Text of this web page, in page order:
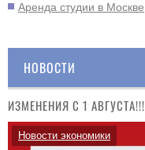
Аренда студии в Москве
НОВОСТИ
ИЗМЕНЕНИЯ С 1 АВГУСТА!!!
Новости экономики